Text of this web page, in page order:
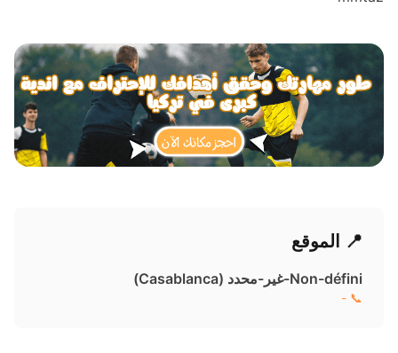
📍 الموقع
Non-défini-غير-محدد ( Casablanca)
📞 -